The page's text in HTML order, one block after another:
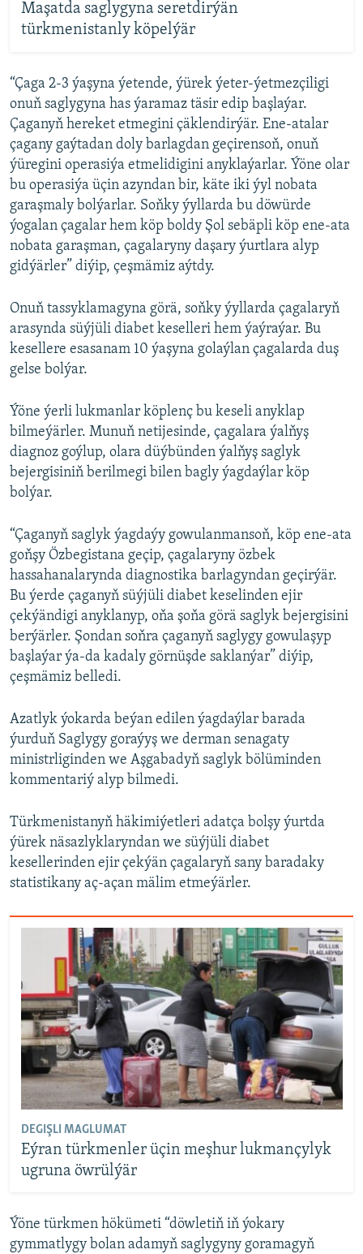
Maşatda saglygyna seretdirýän
türkmenistanly köpelýär
“Çaga 2-3 ýaşyna ýetende, ýürek ýeter-ýetmezçiligi
onuň saglygyna has ýaramaz täsir edip başlaýar.
Çaganyň hereket etmegini çäklendirýär. Ene-atalar
çagany gaýtadan doly barlagdan geçirensoň, onuň
ýüregini operasiýa etmelidigini anyklaýarlar. Ýöne olar
bu operasiýa üçin azyndan bir, käte iki ýyl nobata
garaşmaly bolýarlar. Soňky ýyllarda bu döwürde
ýogalan çagalar hem köp boldy Şol sebäpli köp ene-ata
nobata garaşman, çagalaryny daşary ýurtlara alyp
gidýärler” diýip, çeşmämiz aýtdy.
Onuň tassyklamagyna görä, soňky ýyllarda çagalaryň
arasynda süýjüli diabet keselleri hem ýaýraýar. Bu
kesellere esasanam 10 ýaşyna golaýlan çagalarda duş
gelse bolýar.
Ýöne ýerli lukmanlar köplenç bu keseli anyklap
bilmeýärler. Munuň netijesinde, çagalara ýalňyş
diagnoz goýlup, olara düýbünden ýalňyş saglyk
bejergisiniň berilmegi bilen bagly ýagdaýlar köp
bolýar.
“Çaganyň saglyk ýagdaýy gowulanmansoň, köp ene-ata
goňşy Özbegistana geçip, çagalaryny özbek
hassahanalarynda diagnostika barlagyndan geçirýär.
Bu ýerde çaganyň süýjüli diabet keselinden ejir
çekýändigi anyklanyp, oňa şoňa görä saglyk bejergisini
berýärler. Şondan soňra çaganyň saglygy gowulaşyp
başlaýar ýa-da kadaly görnüşde saklanýar” diýip,
çeşmämiz belledi.
Azatlyk ýokarda beýan edilen ýagdaýlar barada
ýurduň Saglygy goraýyş we derman senagaty
ministrliginden we Aşgabadyň saglyk bölüminden
kommentariý alyp bilmedi.
Türkmenistanyň häkimiýetleri adatça bolşy ýurtda
ýürek näsazlyklaryndan we süýjüli diabet
kesellerinden ejir çekýän çagalaryň sany baradaky
statistikany aç-açan mälim etmeýärler.
DEGIŞLI MAGLUMAT
Eýran türkmenler üçin meşhur lukmançylyk
ugruna öwrülýär
Ýöne türkmen hökümeti “döwletiň iň ýokary
gymmatlygy bolan adamyň saglygyny goramagyň